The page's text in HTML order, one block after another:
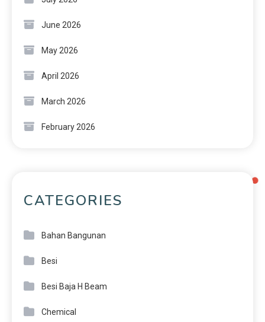
June 2026
May 2026
April 2026
March 2026
February 2026
CATEGORIES
Bahan Bangunan
Besi
Besi Baja H Beam
Chemical